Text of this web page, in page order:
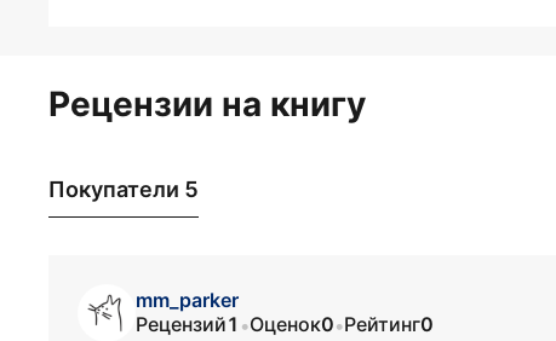
Рецензии на книгу
Покупатели 5
mm_parker
Рецензий1 •Оценок0•Рейтинг0